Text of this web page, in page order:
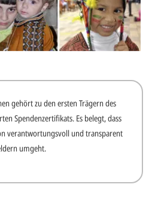
gehört zu den ersten Trägern des
Spendenzertifikats. Es belegt, dass
verantwortungsvoll und transparent
umgeht.